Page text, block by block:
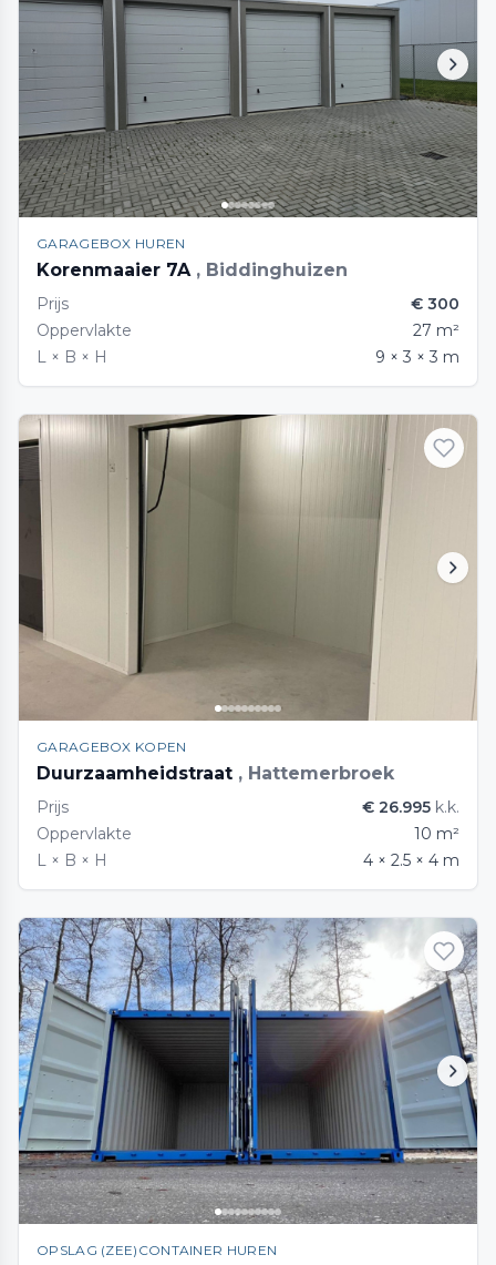
GARAGEBOX HUREN
Korenmaaier 7A , Biddinghuizen
Prijs
€ 300
Oppervlakte
27 m²
L × B × H
9 × 3 × 3 m
GARAGEBOX KOPEN
Duurzaamheidstraat , Hattemerbroek
Prijs € 26.995 k.k.
Oppervlakte
10 m²
L × B × H
4 × 2.5 × 4 m
OPSLAG (ZEE)CONTAINER HUREN